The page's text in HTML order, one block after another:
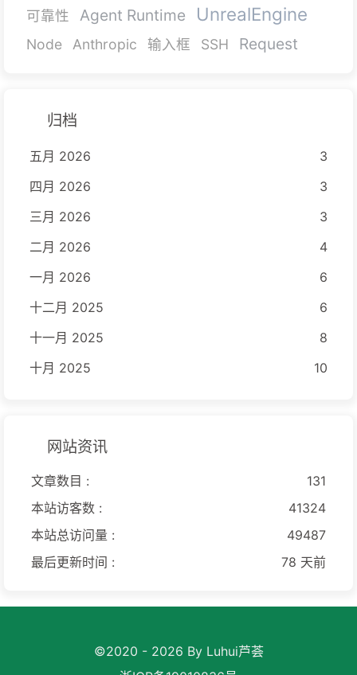
可靠性 Agent Runtime UnrealEngine
Node Anthropic 输入框 SSH Request
归档
五月 2026
3
四月 2026
3
三月 2026
3
二月 2026
4
一月 2026
6
十二月 2025
6
十一月 2025
8
十月 2025
10
网站资讯
文章数目 :
131
本站访客数 :
41324
本站总访问量 :
49487
最后更新时间 :
78 天前
©2020 - 2026 By Luhui芦荟